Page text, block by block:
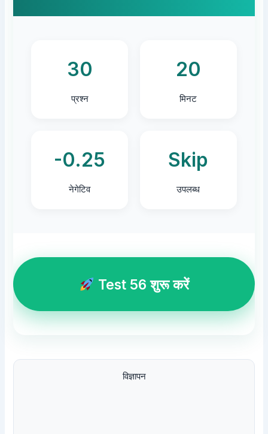
30
प्रश्न
20
मिनट
-0.25
नेगेटिव
Skip
उपलब्ध
Test 56 शुरू करें
विज्ञापन